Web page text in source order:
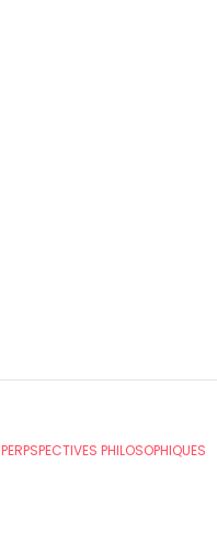
PERPSPECTIVES PHILOSOPHIQUES